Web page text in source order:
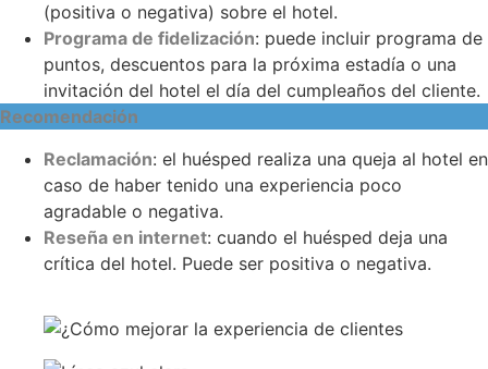
(positiva o negativa) sobre el hotel.
Programa de fidelización: puede incluir programa de
puntos, descuentos para la próxima estadía o una
invitación del hotel el día del cumpleaños del cliente.
Recomendación
Reclamación: el huésped realiza una queja al hotel en
caso de haber tenido una experiencia poco
agradable o negativa.
Reseña en internet: cuando el huésped deja una
crítica del hotel. Puede ser positiva o negativa.